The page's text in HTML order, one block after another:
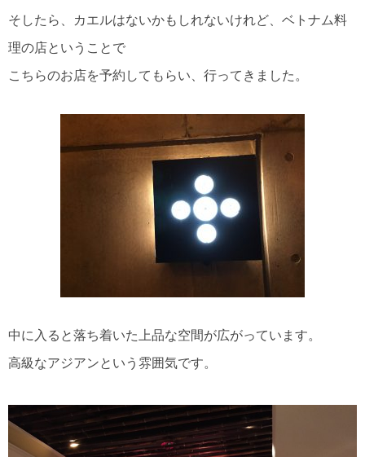
そしたら、カエルはないかもしれないけれど、ベトナム料
理の店ということで
こちらのお店を予約してもらい、行ってきました。
中に入ると落ち着いた上品な空間が広がっています。
高級なアジアンという雰囲気です。